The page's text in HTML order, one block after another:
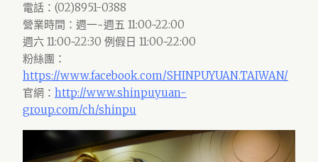
電話：(02)8951-0388
營業時間：週一~週五 11:00~22:00
週六 11:00~22:30 例假日 11:00~22:00
粉絲團：
https://www.facebook.com/SHINPUYUAN.TAIWAN/
官網： http://www.shinpuyuan-
group.com/ch/shinpu